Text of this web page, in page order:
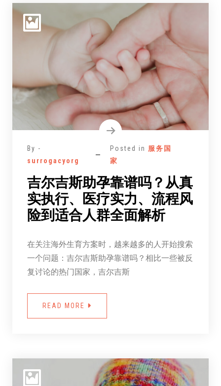
By -
surrogacyorg
Posted in 服务国
家
吉尔吉斯助孕靠谱吗？从真
实执行、医疗实力、流程风
险到适合人群全面解析
在关注海外生育方案时，越来越多的人开始搜索
一个问题：吉尔吉斯助孕靠谱吗？相比一些被反
复讨论的热门国家，吉尔吉斯
READ MORE